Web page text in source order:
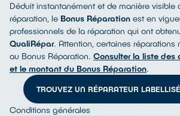
Déduit instantanément et de manière visible
réparation, le Bonus Réparation est en
professionnels de la réparation qui ont
QualiRépar. Attention, certaines réparations
au Bonus Réparation. Consulter la liste des
et le montant du Bonus Réparation.
TROUVEZ UN RÉPARATEUR
Conditions générales